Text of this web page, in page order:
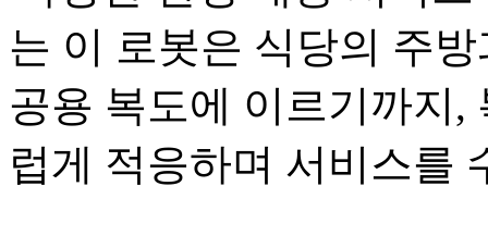
는 이 로봇은 식당의 주
공용 복도에 이르기까지,
럽게 적응하며 서비스를